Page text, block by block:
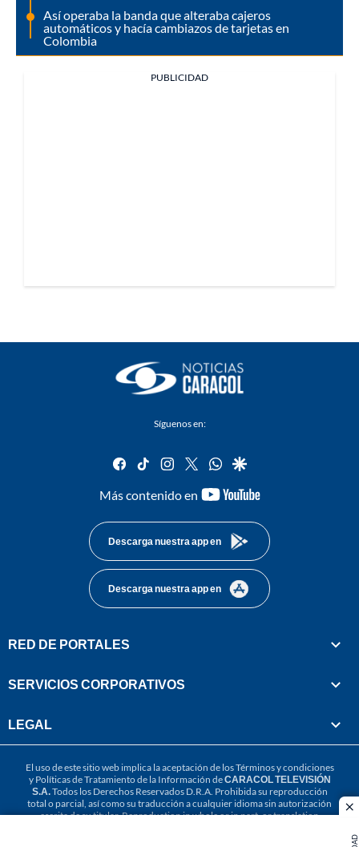
Así operaba la banda que alteraba cajeros
automáticos y hacía cambiazos de tarjetas en
Colombia
PUBLICIDAD
Síguenos en:
facebook
tiktok instagram
twitterwhatsapp
google
Más contenido en
youtube-
Descarga nuestra app en
Descarga nuestra app en
RED DE PORTALES
SERVICIOS CORPORATIVOS
LEGAL
El uso de este sitio web implica la aceptación de losTérminos y condiciones
y Políticas de Tratamiento de la Información deCARACOL TELEVISIÓN
S.A.Todos los Derechos Reservados D.R.A. Prohibida su reproducción
total o parcial, así como su traducción a cualquier idioma sin autorización
escrita de su titular. Reproduction in whole or in part, or translation